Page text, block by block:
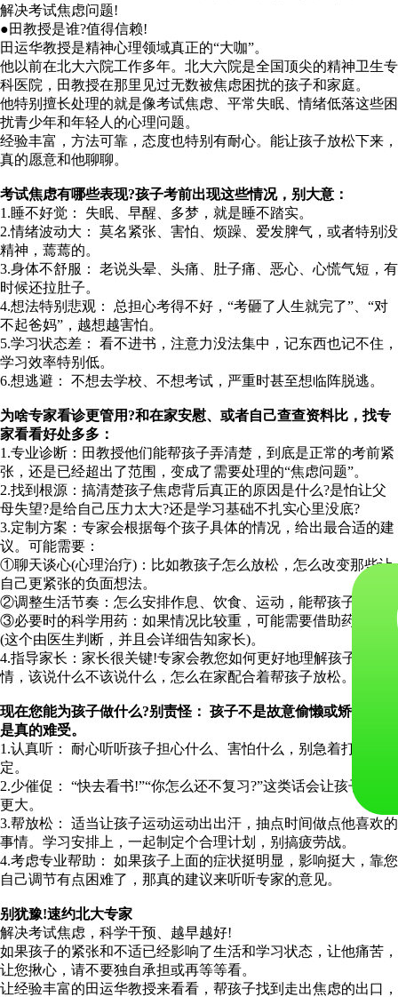
解决考试焦虑问题!
●田教授是谁?值得信赖!
田运华教授是精神心理领域真正的“大咖”。
他以前在北大六院工作多年。北大六院是全国顶尖的精神卫生专
科医院，田教授在那里见过无数被焦虑困扰的孩子和家庭。
他特别擅长处理的就是像考试焦虑、平常失眠、情绪低落这些困
扰青少年和年轻人的心理问题。
经验丰富，方法可靠，态度也特别有耐心。能让孩子放松下来，
真的愿意和他聊聊。
考试焦虑有哪些表现?孩子考前出现这些情况，别大意：
1.睡不好觉： 失眠、早醒、多梦，就是睡不踏实。
2.情绪波动大： 莫名紧张、害怕、烦躁、爱发脾气，或者特别没
精神，蔫蔫的。
3.身体不舒服： 老说头晕、头痛、肚子痛、恶心、心慌气短，有
时候还拉肚子。
4.想法特别悲观： 总担心考得不好，“考砸了人生就完了”、“对
不起爸妈”，越想越害怕。
5.学习状态差： 看不进书，注意力没法集中，记东西也记不住，
学习效率特别低。
6.想逃避： 不想去学校、不想考试，严重时甚至想临阵脱逃。
为啥专家看诊更管用?和在家安慰、或者自己查查资料比，找专
家看看好处多多：
1.专业诊断：田教授他们能帮孩子弄清楚，到底是正常的考前紧
张，还是已经超出了范围，变成了需要处理的“焦虑问题”。
2.找到根源：搞清楚孩子焦虑背后真正的原因是什么?是怕让父
母失望?是给自己压力太大?还是学习基础不扎实心里没底?
3.定制方案：专家会根据每个孩子具体的情况，给出最合适的建
议。可能需要：
①聊天谈心(心理治疗)：比如教孩子怎么放松，怎么改变那些让
自己更紧张的负面想法。
②调整生活节奏：怎么安排作息、饮食、运动，能帮孩子减压。
③必要时的科学用药：如果情况比较重，可能需要借助药物帮忙
(这个由医生判断，并且会详细告知家长)。
4.指导家长：家长很关键!专家会教您如何更好地理解孩子的心
情，该说什么不该说什么，怎么在家配合着帮孩子放松。
现在您能为孩子做什么?别责怪： 孩子不是故意偷懒或矫情，他
是真的难受。
1.认真听： 耐心听听孩子担心什么、害怕什么，别急着打断或否
定。
2.少催促： “快去看书!”“你怎么还不复习?”这类话会让孩子压力
更大。
3.帮放松： 适当让孩子运动运动出出汗，抽点时间做点他喜欢的
事情。学习安排上，一起制定个合理计划，别搞疲劳战。
4.考虑专业帮助： 如果孩子上面的症状挺明显，影响挺大，靠您
自己调节有点困难了，那真的建议来听听专家的意见。
别犹豫!速约北大专家
解决考试焦虑，科学干预、越早越好!
如果孩子的紧张和不适已经影响了生活和学习状态，让他痛苦，
让您揪心，请不要独自承担或再等等看。
让经验丰富的田运华教授来看看，帮孩子找到走出焦虑的出口，